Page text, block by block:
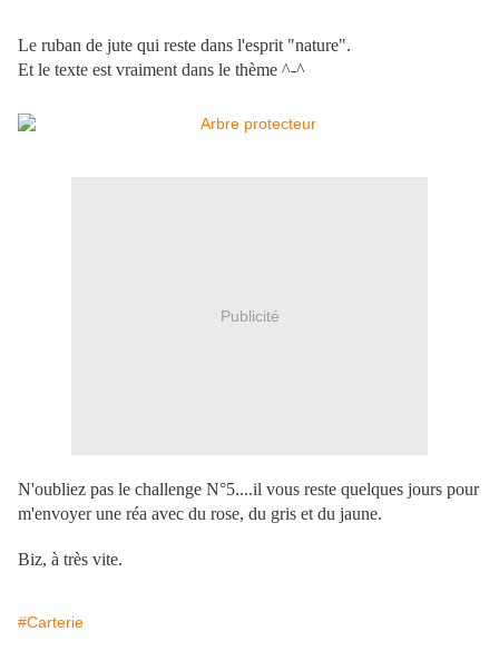
Le ruban de jute qui reste dans l'esprit "nature".
Et le texte est vraiment dans le thème ^-^
Publicité
N'oubliez pas le challenge N°5....il vous reste quelques jours pour
m'envoyer une réa avec du rose, du gris et du jaune.
Biz, à très vite.
#Carterie